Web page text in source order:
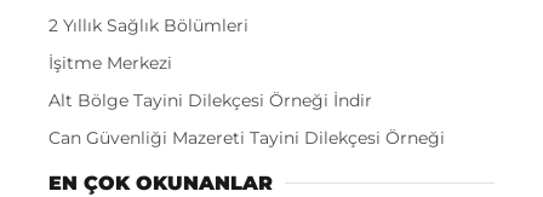
2 Yıllık Sağlık Bölümleri
İşitme Merkezi
Alt Bölge Tayini Dilekçesi Örneği İndir
Can Güvenliği Mazereti Tayini Dilekçesi Örneği
EN ÇOK OKUNANLAR